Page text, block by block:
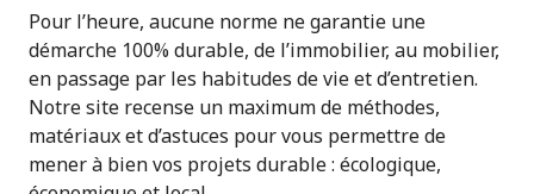
Pour l’heure, aucune norme ne garantie une
démarche 100% durable, de l’immobilier, au mobilier,
en passage par les habitudes de vie et d’entretien.
Notre site recense un maximum de méthodes,
matériaux et d’astuces pour vous permettre de
mener à bien vos projets durable : écologique,